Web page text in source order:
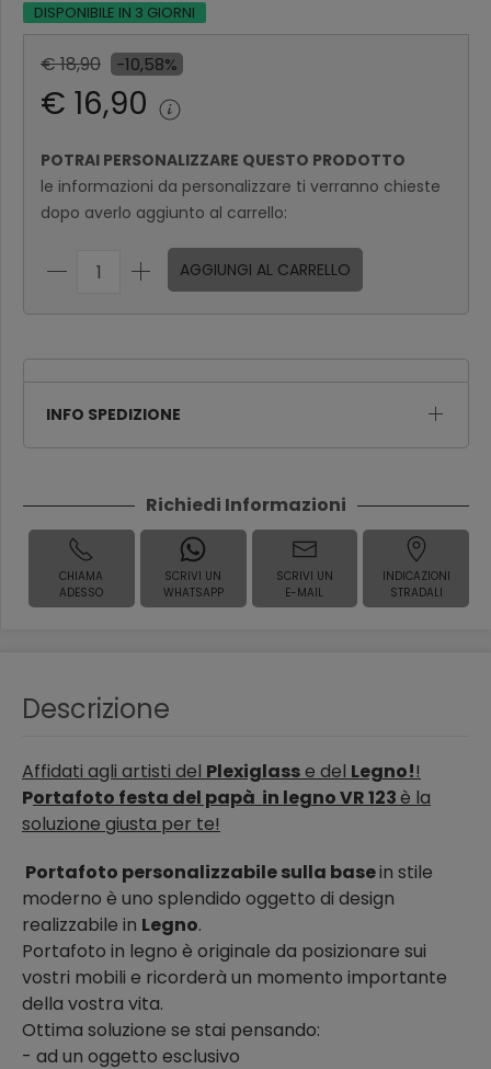
DISPONIBILE IN 3 GIORNI
€ 18,90 -10,58%
€ 16,90
POTRAI PERSONALIZZARE QUESTO PRODOTTO
le informazioni da personalizzare ti verranno chieste
dopo averlo aggiunto al carrello:
AGGIUNGI AL CARRELLO
INFO SPEDIZIONE
Richiedi Informazioni
CHIAMA
ADESSO
SCRIVI UN
WHATSAPP
SCRIVI UN
E-MAIL
INDICAZIONI
STRADALI
Descrizione
Affidati agli artisti del Plexiglasse del Legno!!
Portafoto festa del papà in legno VR 123è la
soluzione giusta per te!
Portafoto personalizzabile sulla basein stile
moderno è uno splendido oggetto di design
realizzabile in Legno.
Portafoto in legno è originale da posizionare sui
vostri mobili e ricorderà un momento importante
della vostra vita.
Ottima soluzione se stai pensando:
- ad un oggetto esclusivo